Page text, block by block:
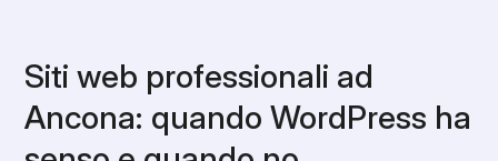
Siti web professionali ad
Ancona: quando WordPress ha